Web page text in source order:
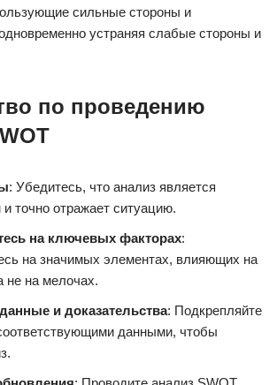
сильные стороны и
устраняя слабые стороны и
по проведению
: Убедитесь, что анализ является
точно отражает ситуацию.
на ключевых факторах:
на значимых элементах, влияющих на
не на мелочах.
и доказательства: Подкрепляйте
данными, чтобы